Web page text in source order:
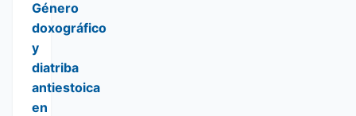
Género
doxográfico
y
diatriba
antiestoica
en